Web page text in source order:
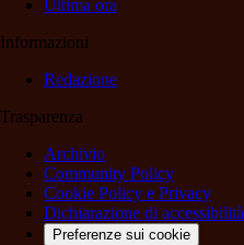
Ultima ora
Informazioni
Redazione
Trasparenza
Archivio
Community Policy
Cookie Policy e Privacy
Dichiarazione di accessibilità
Preferenze sui cookie